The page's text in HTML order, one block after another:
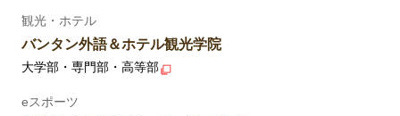
観光・ホテル
バンタン外語＆ホテル観光学院
大学部・専門部・高等部
eスポーツ